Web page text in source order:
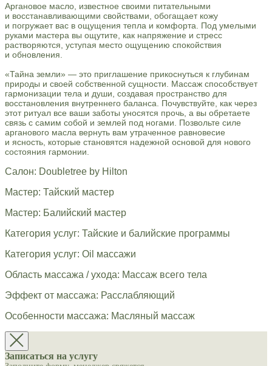
Аргановое масло, известное своими питательными
и восстанавливающими свойствами, обогащает кожу
и погружает вас в ощущения тепла и комфорта. Под умелыми
руками мастера вы ощутите, как напряжение и стресс
растворяются, уступая место ощущению спокойствия
и обновления.
«Тайна земли» — это приглашение прикоснуться к глубинам
природы и своей собственной сущности. Массаж способствует
гармонизации тела и души, создавая пространство для
восстановления внутреннего баланса. Почувствуйте, как через
этот ритуал все ваши заботы уносятся прочь, а вы обретаете
связь с самим собой и землей под ногами. Позвольте силе
арганового масла вернуть вам утраченное равновесие
и ясность, которые становятся надежной основой для нового
состояния гармонии.
Салон: Doubletree by Hilton
Мастер: Тайский мастер
Мастер: Балийский мастер
Категория услуг: Тайские и балийские программы
Категория услуг: Oil массажи
Область массажа / ухода: Массаж всего тела
Эффект от массажа: Расслабляющий
Особенности массажа: Масляный массаж
Записаться на услугу